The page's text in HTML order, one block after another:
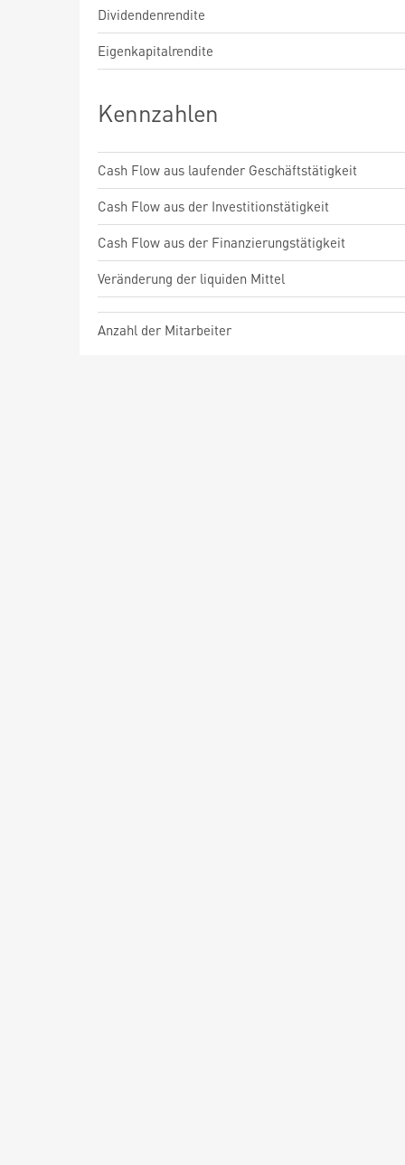
Dividendenrendite
Eigenkapitalrendite
Kennzahlen
Cash Flow aus laufender Geschäftstätigkeit
Cash Flow aus der Investitionstätigkeit
Cash Flow aus der Finanzierungstätigkeit
Veränderung der liquiden Mittel
Anzahl der Mitarbeiter